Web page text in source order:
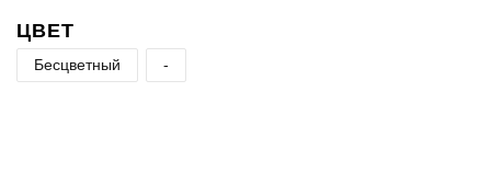
ЦВЕТ
Бесцветный -